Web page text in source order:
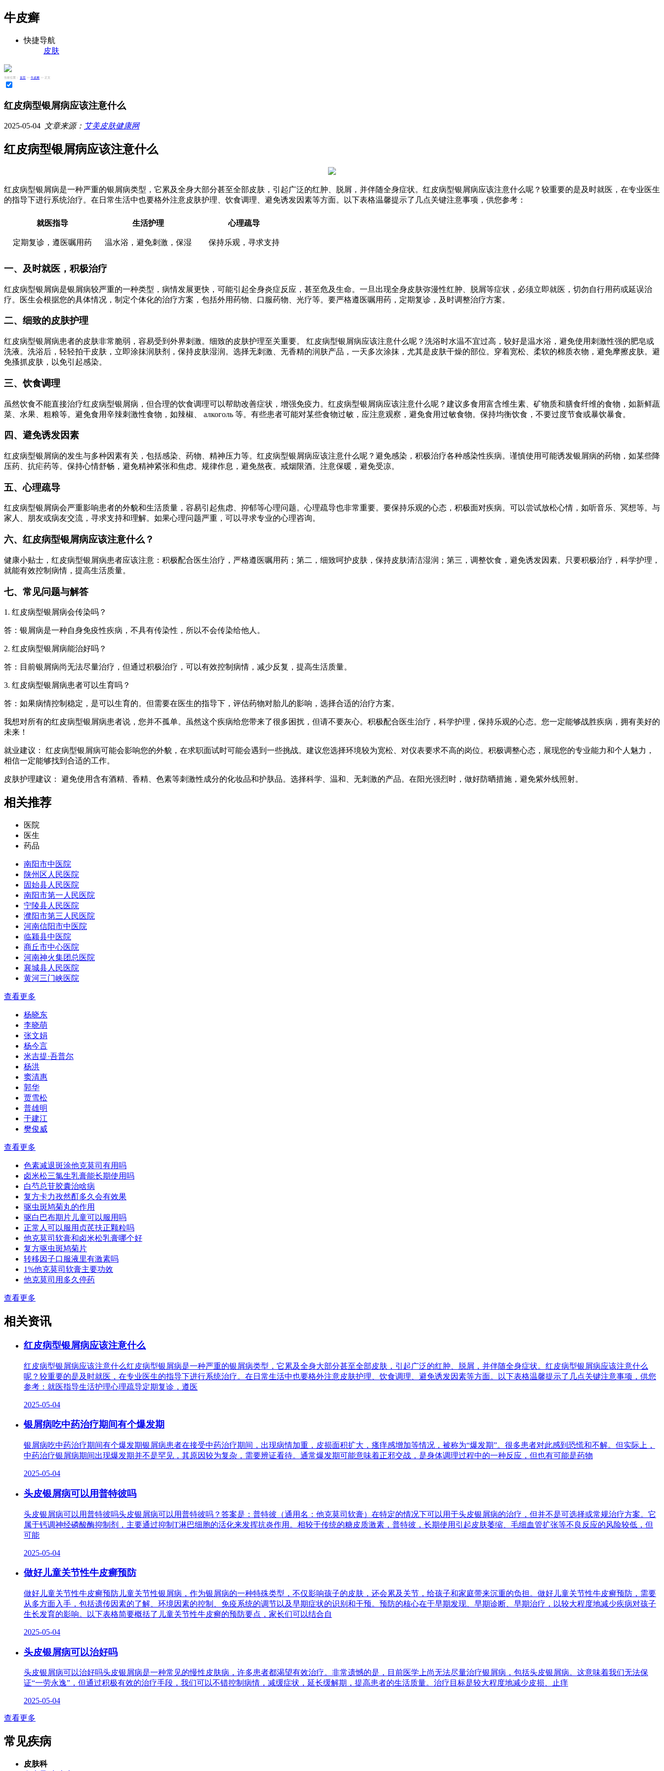
牛皮癣
快捷导航
皮肤
当前位置： 首页 >> 牛皮癣 >> 正文
红皮病型银屑病应该注意什么
2025-05-04 文章来源： 艾美皮肤健康网
红皮病型银屑病应该注意什么
红皮病型银屑病是一种严重的银屑病类型，它累及全身大部分甚至全部皮肤，引起广泛的红肿、脱屑，并伴随全身症状。红皮病型银屑病应该注意什么呢？较重要的是及时就医，在专业医生
的指导下进行系统治疗。在日常生活中也要格外注意皮肤护理、饮食调理、避免诱发因素等方面。以下表格温馨提示了几点关键注意事项，供您参考：
就医指导 生活护理 心理疏导
定期复诊，遵医嘱用药 温水浴，避免刺激，保湿 保持乐观，寻求支持
一、及时就医，积极治疗
红皮病型银屑病是银屑病较严重的一种类型，病情发展更快，可能引起全身炎症反应，甚至危及生命。一旦出现全身皮肤弥漫性红肿、脱屑等症状，必须立即就医，切勿自行用药或延误治
疗。医生会根据您的具体情况，制定个体化的治疗方案，包括外用药物、口服药物、光疗等。要严格遵医嘱用药，定期复诊，及时调整治疗方案。
二、细致的皮肤护理
红皮病型银屑病患者的皮肤非常脆弱，容易受到外界刺激。细致的皮肤护理至关重要。 红皮病型银屑病应该注意什么呢？洗浴时水温不宜过高，较好是温水浴，避免使用刺激性强的肥皂或
洗液。洗浴后，轻轻拍干皮肤，立即涂抹润肤剂，保持皮肤湿润。选择无刺激、无香精的润肤产品，一天多次涂抹，尤其是皮肤干燥的部位。穿着宽松、柔软的棉质衣物，避免摩擦皮肤。避
免搔抓皮肤，以免引起感染。
三、饮食调理
虽然饮食不能直接治疗红皮病型银屑病，但合理的饮食调理可以帮助改善症状，增强免疫力。红皮病型银屑病应该注意什么呢？建议多食用富含维生素、矿物质和膳食纤维的食物，如新鲜蔬
菜、水果、粗粮等。避免食用辛辣刺激性食物，如辣椒、 алкоголь 等。有些患者可能对某些食物过敏，应注意观察，避免食用过敏食物。保持均衡饮食，不要过度节食或暴饮暴食。
四、避免诱发因素
红皮病型银屑病的发生与多种因素有关，包括感染、药物、精神压力等。红皮病型银屑病应该注意什么呢？避免感染，积极治疗各种感染性疾病。谨慎使用可能诱发银屑病的药物，如某些降
压药、抗疟药等。保持心情舒畅，避免精神紧张和焦虑。规律作息，避免熬夜。戒烟限酒。注意保暖，避免受凉。
五、心理疏导
红皮病型银屑病会严重影响患者的外貌和生活质量，容易引起焦虑、抑郁等心理问题。心理疏导也非常重要。要保持乐观的心态，积极面对疾病。可以尝试放松心情，如听音乐、冥想等。与
家人、朋友或病友交流，寻求支持和理解。如果心理问题严重，可以寻求专业的心理咨询。
六、红皮病型银屑病应该注意什么？
健康小贴士，红皮病型银屑病患者应该注意：积极配合医生治疗，严格遵医嘱用药；第二，细致呵护皮肤，保持皮肤清洁湿润；第三，调整饮食，避免诱发因素。只要积极治疗，科学护理，
就能有效控制病情，提高生活质量。
七、常见问题与解答
1. 红皮病型银屑病会传染吗？
答：银屑病是一种自身免疫性疾病，不具有传染性，所以不会传染给他人。
2. 红皮病型银屑病能治好吗？
答：目前银屑病尚无法尽量治疗，但通过积极治疗，可以有效控制病情，减少反复，提高生活质量。
3. 红皮病型银屑病患者可以生育吗？
答：如果病情控制稳定，是可以生育的。但需要在医生的指导下，评估药物对胎儿的影响，选择合适的治疗方案。
我想对所有的红皮病型银屑病患者说，您并不孤单。虽然这个疾病给您带来了很多困扰，但请不要灰心。积极配合医生治疗，科学护理，保持乐观的心态。您一定能够战胜疾病，拥有美好的
未来！
就业建议： 红皮病型银屑病可能会影响您的外貌，在求职面试时可能会遇到一些挑战。建议您选择环境较为宽松、对仪表要求不高的岗位。积极调整心态，展现您的专业能力和个人魅力，
相信一定能够找到合适的工作。
皮肤护理建议： 避免使用含有酒精、香精、色素等刺激性成分的化妆品和护肤品。选择科学、温和、无刺激的产品。在阳光强烈时，做好防晒措施，避免紫外线照射。
相关推荐
医院
医生
药品
南阳市中医院
陕州区人民医院
固始县人民医院
南阳市第一人民医院
宁陵县人民医院
濮阳市第三人民医院
河南信阳市中医院
临颍县中医院
商丘市中心医院
河南神火集团总医院
襄城县人民医院
黄河三门峡医院
查看更多
杨晓东
李晓萌
张文娟
杨今言
米吉提·吾普尔
杨洪
窦清惠
郭华
贾雪松
普雄明
于建江
樊俊威
查看更多
色素减退斑涂他克莫司有用吗
卤米松三氯生乳膏能长期使用吗
白芍总苷胶囊治啥病
复方卡力孜然酊多久会有效果
驱虫斑鸠菊丸的作用
驱白巴布期片儿童可以服用吗
正常人可以服用贞芪扶正颗粒吗
他克莫司软膏和卤米松乳膏哪个好
复方驱虫斑鸠菊片
转移因子口服液里有激素吗
1%他克莫司软膏主要功效
他克莫司用多久停药
查看更多
相关资讯
红皮病型银屑病应该注意什么
红皮病型银屑病应该注意什么红皮病型银屑病是一种严重的银屑病类型，它累及全身大部分甚至全部皮肤，引起广泛的红肿、脱屑，并伴随全身症状。红皮病型银屑病应该注意什么
呢？较重要的是及时就医，在专业医生的指导下进行系统治疗。在日常生活中也要格外注意皮肤护理、饮食调理、避免诱发因素等方面。以下表格温馨提示了几点关键注意事项，供您
参考：就医指导生活护理心理疏导定期复诊，遵医
2025-05-04
银屑病吃中药治疗期间有个爆发期
银屑病吃中药治疗期间有个爆发期银屑病患者在接受中药治疗期间，出现病情加重，皮损面积扩大，瘙痒感增加等情况，被称为“爆发期”。很多患者对此感到恐慌和不解。但实际上，
中药治疗银屑病期间出现爆发期并不是罕见，其原因较为复杂，需要辨证看待。通常爆发期可能意味着正邪交战，是身体调理过程中的一种反应，但也有可能是药物
2025-05-04
头皮银屑病可以用普特彼吗
头皮银屑病可以用普特彼吗头皮银屑病可以用普特彼吗？答案是：普特彼（通用名：他克莫司软膏）在特定的情况下可以用于头皮银屑病的治疗，但并不是可选择或常规治疗方案。它
属于钙调神经磷酸酶抑制剂，主要通过抑制T淋巴细胞的活化来发挥抗炎作用。相较于传统的糖皮质激素，普特彼，长期使用引起皮肤萎缩、毛细血管扩张等不良反应的风险较低，但
可能
2025-05-04
做好儿童关节性牛皮癣预防
做好儿童关节性牛皮癣预防儿童关节性银屑病，作为银屑病的一种特殊类型，不仅影响孩子的皮肤，还会累及关节，给孩子和家庭带来沉重的负担。做好儿童关节性牛皮癣预防，需要
从多方面入手，包括遗传因素的了解、环境因素的控制、免疫系统的调节以及早期症状的识别和干预。预防的核心在于早期发现、早期诊断、早期治疗，以较大程度地减少疾病对孩子
生长发育的影响。以下表格简要概括了儿童关节性牛皮癣的预防要点，家长们可以结合自
2025-05-04
头皮银屑病可以治好吗
头皮银屑病可以治好吗头皮银屑病是一种常见的慢性皮肤病，许多患者都渴望有效治疗。非常遗憾的是，目前医学上尚无法尽量治疗银屑病，包括头皮银屑病。这意味着我们无法保
证“一劳永逸”，但通过积极有效的治疗手段，我们可以不错控制病情，减缓症状，延长缓解期，提高患者的生活质量。治疗目标是较大程度地减少皮损、止痒
2025-05-04
查看更多
常见疾病
皮肤科